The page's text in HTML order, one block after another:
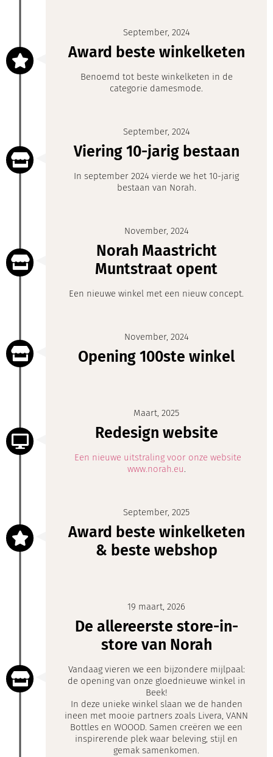
September, 2024
Award beste winkelketen
Benoemd tot beste winkelketen in de
categorie damesmode.
September, 2024
Viering 10-jarig bestaan
In september 2024 vierde we het 10-jarig
bestaan van Norah.
November, 2024
Norah Maastricht
Muntstraat opent
Een nieuwe winkel met een nieuw concept.
November, 2024
Opening 100ste winkel
Maart, 2025
Redesign website
Een nieuwe uitstraling voor onze website
www.norah.eu.
September, 2025
Award beste winkelketen
& beste webshop
19 maart, 2026
De allereerste store-in-
store van Norah
Vandaag vieren we een bijzondere mijlpaal:
de opening van onze gloednieuwe winkel in
Beek!
In deze unieke winkel slaan we de handen
ineen met mooie partners zoals Livera, VANN
Bottles en WOOOD. Samen creëren we een
inspirerende plek waar beleving, stijl en
gemak samenkomen.